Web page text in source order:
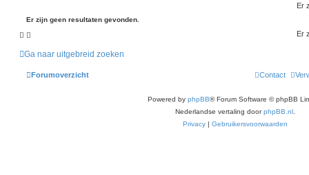
Er
Er zijn geen resultaten gevonden.
Er
Ga naar uitgebreid zoeken
Forumoverzicht Contact
Powered by phpBB® Forum Software © phpBB
Nederlandse vertaling doorphpBB.nl.
Privacy | Gebruikersvoorwaarden